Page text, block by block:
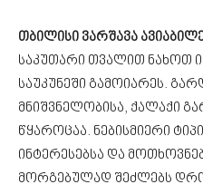
თბილისი ვარშავა
საკუთარი თვალით ნახოთ
საუკუნეში გამოიარეს.
მნიშვნელობისა, ქალაქი
წყაროცაა. ნებისმიერი
ინტერესებსა და
მორგებულად შეძლებს